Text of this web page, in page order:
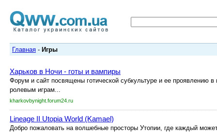
Главная - Игры
Харьков в Ночи - готы и вампиры
Форум и сайт посвящены готической субкультуре и ее проявлению
ролевым играм...
kharkovbynight.forum24.ru
Lineage II Utopia World (Kamael)
Добро пожаловать на волшебные просторы Утопии, где каждый